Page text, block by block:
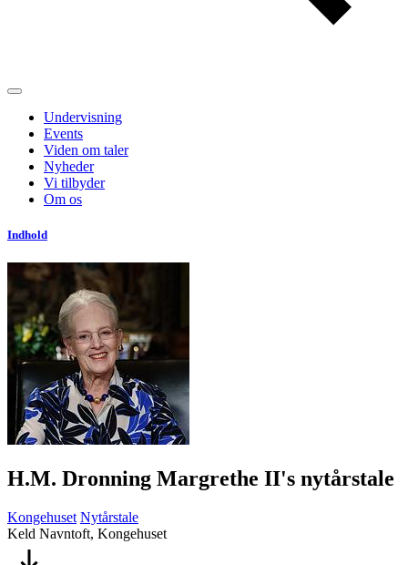
Undervisning
Events
Viden om taler
Nyheder
Vi tilbyder
Om os
Indhold
H.M. Dronning Margrethe II's nytårstale
Kongehuset Nytårstale
Keld Navntoft, Kongehuset